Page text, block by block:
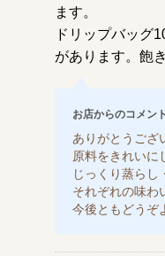
ます。
ドリップバッグ
があります。飽
お店からのコメント
ありがとうござ
原料をきれいに
じっくり蒸らし
それぞれの味わ
今後ともどうぞ